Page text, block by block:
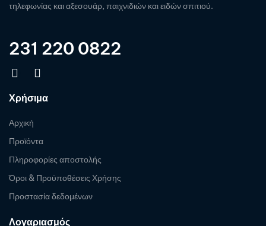
τηλεφωνίας και αξεσουάρ, παιχνιδιών και ειδών σπιτιού.
231 220 0822
Χρήσιμα
Αρχική
Προϊόντα
Πληροφορίες αποστολής
Όροι & Προϋποθέσεις Χρήσης
Προστασία δεδομένων
Λογαριασμός